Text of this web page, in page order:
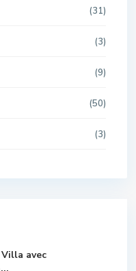
(31)
(3)
(9)
(50)
(3)
avec